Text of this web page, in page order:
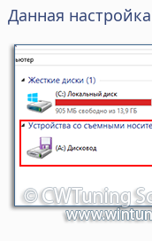
Данная